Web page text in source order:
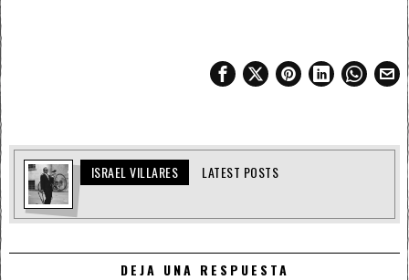
ISRAEL VILLARES LATEST POSTS
DEJA UNA RESPUESTA